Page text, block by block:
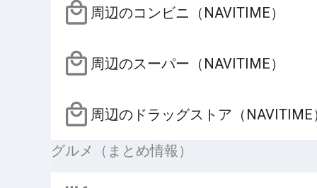
周辺のコンビニ（NAVITIME）
周辺のスーパー（NAVITIME）
周辺のドラッグストア（NAVITIME
グルメ（まとめ情報）